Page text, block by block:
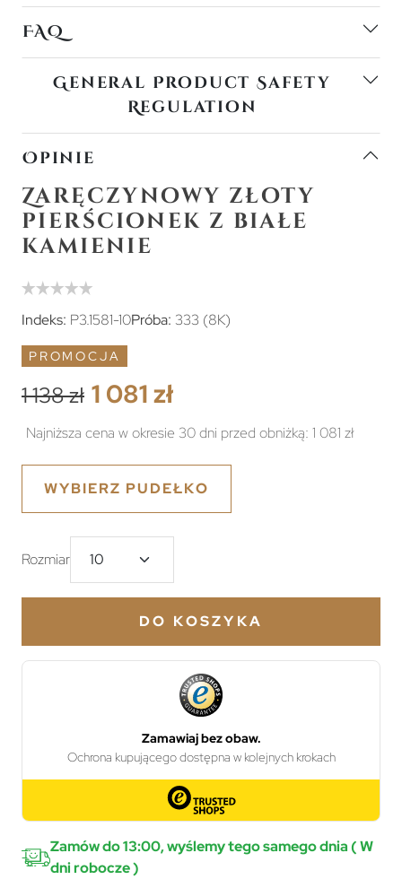
FAQ
General Product Safety
Regulation
Opinie
Zaręczynowy złoty
pierścionek z białe
kamienie
Indeks: P3.1581-10Próba: 333 (8K)
PROMOCJA
1 138 zł 1 081 zł
Najniższa cena w okresie 30 dni przed obniżką: 1 081 zł
WYBIERZ PUDEŁKO
Rozmiar
DO KOSZYKA
Zamów do 13:00, wyślemy tego samego dnia ( W
dni robocze )